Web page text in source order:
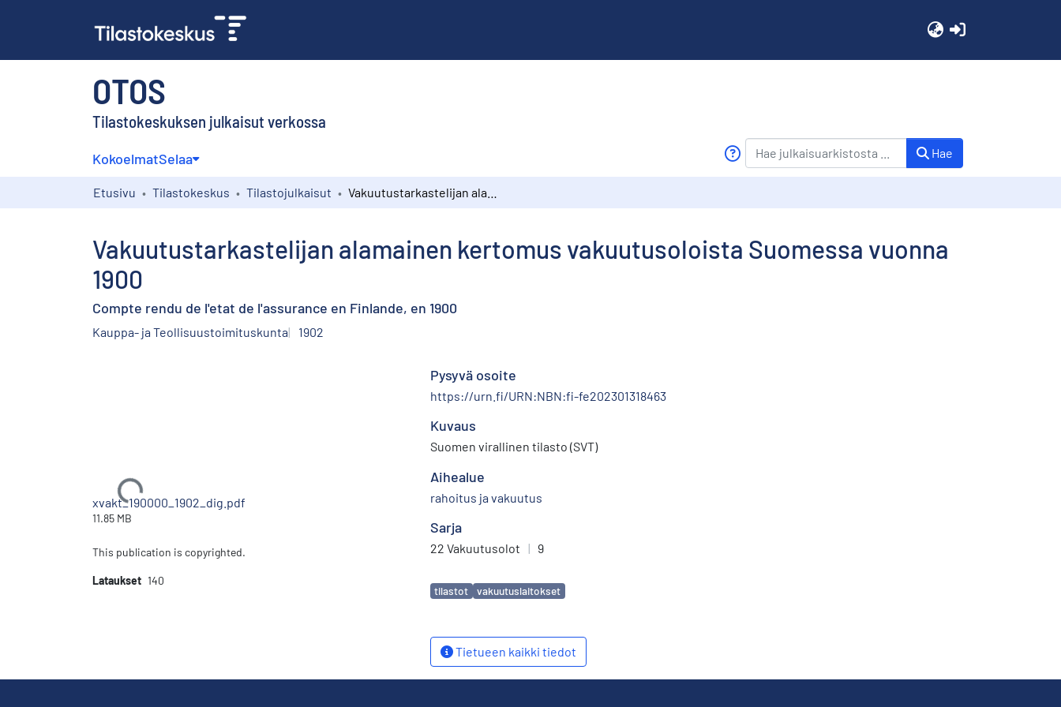
OTOS
Tilastokeskuksen julkaisut verkossa
KokoelmatSelaa Hae
Etusivu Tilastokeskus Tilastojulkaisut
Vakuutustarkastelijan alamainen kertomus vakuutusoloista Suomessa vuonna
1900
Compte rendu de l'etat de l'assurance en Finlande, en 1900
Kauppa- ja Teollisuustoimituskunta 1902
Ladataan...
xvakt_190000_1902_dig.pdf
11.85 MB
This publication is copyrighted.
Lataukset 140
Pysyvä osoite
https://urn.fi/URN:NBN:fi-fe202301318463
Kuvaus
Suomen virallinen tilasto (SVT)
Aihealue
rahoitus ja vakuutus
Sarja
22 Vakuutusolot | 9
Avainsanat
tilastot vakuutuslaitokset
Tietueen kaikki tiedot